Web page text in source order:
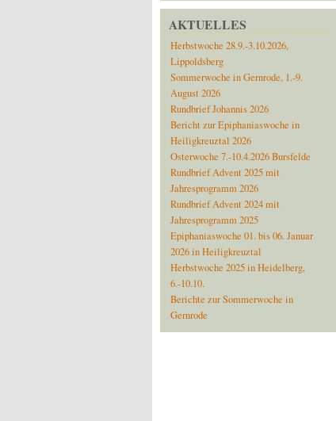
AKTUELLES
Herbstwoche 28.9.-3.10.2026,
Lippoldsberg
Sommerwoche in Gernrode, 1.-9.
August 2026
Rundbrief Johannis 2026
Bericht zur Epiphaniaswoche in
Heiligkreuztal 2026
Osterwoche 7.-10.4.2026 Bursfelde
Rundbrief Advent 2025 mit
Jahresprogramm 2026
Rundbrief Advent 2024 mit
Jahresprogramm 2025
Epiphaniaswoche 01. bis 06. Januar
2026 in Heiligkreuztal
Herbstwoche 2025 in Heidelberg,
6.-10.10.
Berichte zur Sommerwoche in
Gernrode